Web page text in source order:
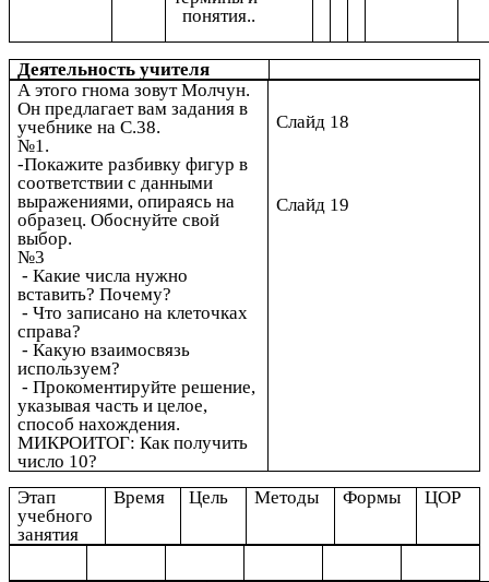
понятия..
Деятельность учителя
А этого гнома зовут Молчун.
Он предлагает вам задания в
учебнике на С.38.
№1.
-Покажите разбивку фигур в
соответствии с данными
выражениями, опираясь на
образец. Обоснуйте свой
выбор.
№3
- Какие числа нужно
вставить? Почему?
- Что записано на клеточках
справа?
- Какую взаимосвязь
используем?
- Прокоментируйте решение,
указывая часть и целое,
способ нахождения.
МИКРОИТОГ: Как получить
число 10?
Слайд 18
Слайд 19
Этап
учебного
занятия
Время Цель Методы Формы ЦОР